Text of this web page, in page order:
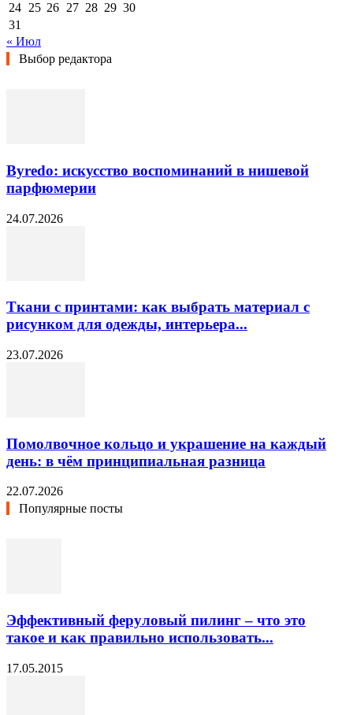
24 25 26 27 28 29 30
31
« Июл
Выбор редактора
Byredo: искусство воспоминаний в нишевой
парфюмерии
24.07.2026
Ткани с принтами: как выбрать материал с
рисунком для одежды, интерьера...
23.07.2026
Помолвочное кольцо и украшение на каждый
день: в чём принципиальная разница
22.07.2026
Популярные посты
Эффективный феруловый пилинг – что это
такое и как правильно использовать...
17.05.2015